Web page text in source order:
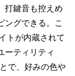
打鍵音も控えめ
ングできる。こ
トが内蔵されて
ーティリティ
で、好みの色や